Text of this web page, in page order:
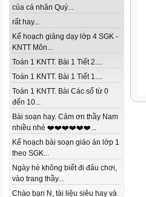
của cá nhân Quý...
rất hay...
Kế hoạch giảng dạy lớp 4 SGK -
KNTT Môn...
Toán 1 KNTT. Bài 1 Tiết 2....
Toán 1 KNTT. Bài 1 Tiết 1....
Toán 1 KNTT. Bài Các số từ 0
đến 10...
Bài soạn hay. Cảm ơn thầy Nam
nhiều nhé ❤️❤️❤️❤️❤️❤️...
Kế hoạch bài soạn giáo án lớp 1
theo SGK...
Ngày hè không biết đi đâu chơi,
vào trang thầy...
Chào bạn N, tài liệu siêu hay và